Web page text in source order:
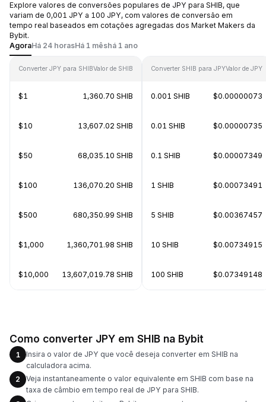
Explore valores de conversões populares de JPY para SHIB, que
variam de 0,001 JPY a 100 JPY, com valores de conversão em
tempo real baseados em cotações agregadas dos Market Makers da
Bybit.
AgoraHá 24 horasHá 1 mêshá 1 ano
Converter JPY para SHIBValor de SHIB
$1 1,360.70 SHIB
$10 13,607.02 SHIB
$50 68,035.10 SHIB
$100 136,070.20 SHIB
$500 680,350.99 SHIB
$1,000 1,360,701.98 SHIB
$10,000 13,607,019.78 SHIB
Converter SHIB para JPYValor de JPY
0.001 SHIB $0.00000073
0.01 SHIB $0.00000735
0.1 SHIB $0.00007349
1 SHIB $0.00073491
5 SHIB $0.00367457
10 SHIB $0.00734915
100 SHIB $0.07349148
Como converter JPY em SHIB na Bybit
1
Insira o valor de JPY que você deseja converter em SHIB na
calculadora acima.
2
Veja instantaneamente o valor equivalente em SHIB com base na
taxa de câmbio em tempo real de JPY para SHIB.